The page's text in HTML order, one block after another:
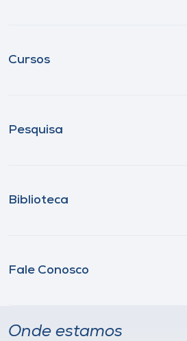
Cursos
Pesquisa
Biblioteca
Fale Conosco
Onde estamos